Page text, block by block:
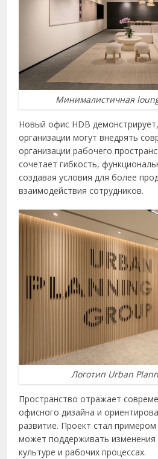
Минималистичная
Новый офис HDB
организации могут внедрять
организации рабочего
сочетает гибкость,
создавая условия для более
взаимодействия сотрудников.
Логотип Urban
Пространство отражает
офисного дизайна и
развитие. Проект стал примером
может поддерживать изменения
культуре и рабочих процессах.